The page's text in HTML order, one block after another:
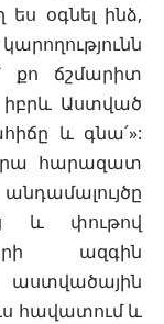
օգնել ինձ,
քո ճշմարիտ
Աստված
և գնա՛»:
հարազատ
և փութով
ազգին
հավատում և